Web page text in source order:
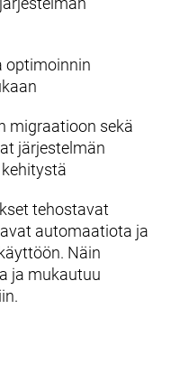
optimoinnin
migraatioon sekä
järjestelmän
tehostavat
automaatiota ja
Näin
ja mukautuu